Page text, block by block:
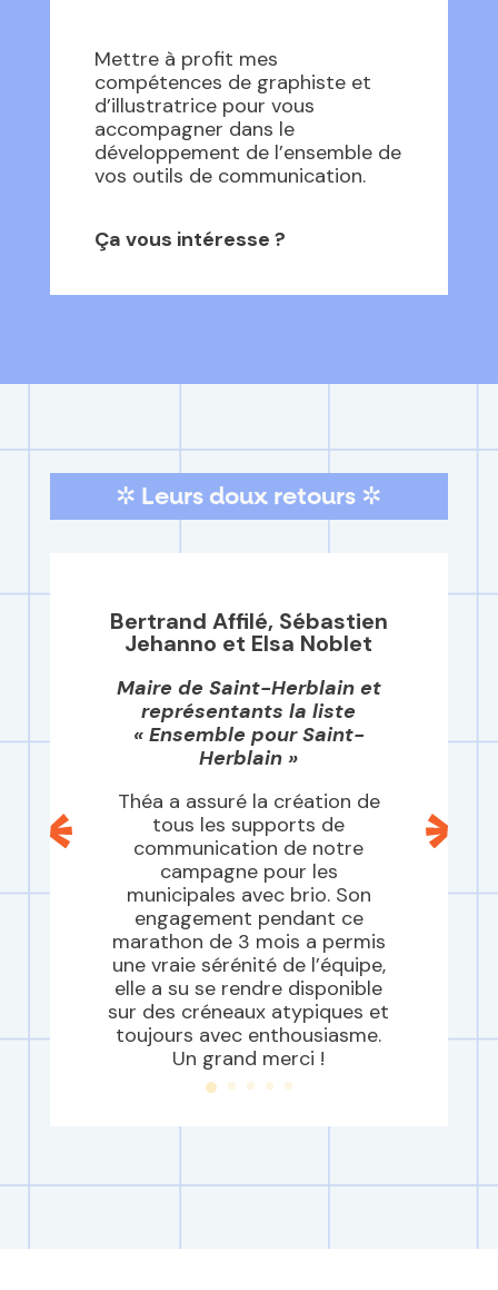
Mettre à profit mes
compétences de graphiste et
d’illustratrice pour vous
accompagner dans le
développement de l’ensemble de
vos outils de communication.
Ça vous intéresse ?
✲ Leurs doux retours ✲
Bertrand Affilé, Sébastien
Jehanno et Elsa Noblet
Maire de Saint-Herblain et
représentants la liste
« Ensemble pour Saint-
Herblain »
Théa a assuré la création de
tous les supports de
communication de notre
campagne pour les
municipales avec brio. Son
engagement pendant ce
marathon de 3 mois a permis
une vraie sérénité de l’équipe,
elle a su se rendre disponible
sur des créneaux atypiques et
toujours avec enthousiasme.
Un grand merci !